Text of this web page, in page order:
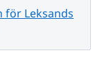
för Leksands